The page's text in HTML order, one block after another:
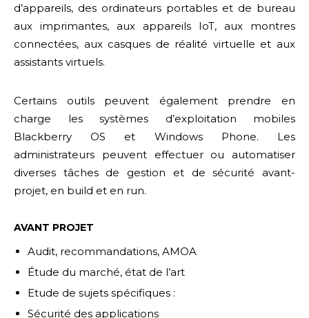
d’appareils, des ordinateurs portables et de bureau
aux imprimantes, aux appareils IoT, aux montres
connectées, aux casques de réalité virtuelle et aux
assistants virtuels.
Certains outils peuvent également prendre en
charge les systèmes d’exploitation mobiles
Blackberry OS et Windows Phone. Les
administrateurs peuvent effectuer ou automatiser
diverses tâches de gestion et de sécurité avant-
projet, en build et en run.
AVANT PROJET
Audit, recommandations, AMOA
Étude du marché, état de l’art
Etude de sujets spécifiques :
Sécurité des applications